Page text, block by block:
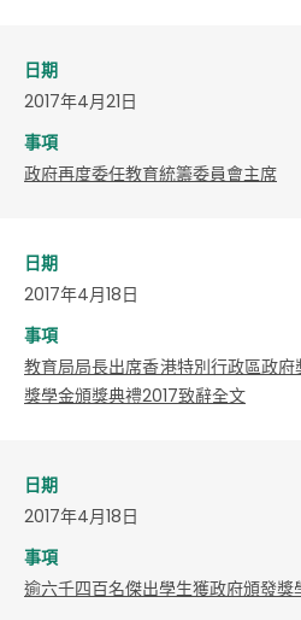
日期
2017年4月21日
事項
政府再度委任教育統籌委員會主席
日期
2017年4月18日
事項
教育局局長出席香港特別行政區政
獎學金頒獎典禮2017致辭全文
日期
2017年4月18日
事項
逾六千四百名傑出學生獲政府頒發獎